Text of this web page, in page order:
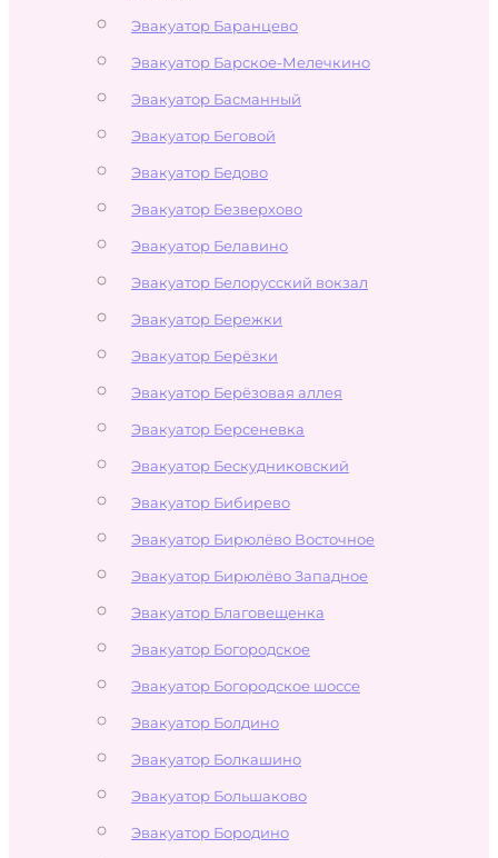
Эвакуатор Баранцево
Эвакуатор Барское-Мелечкино
Эвакуатор Басманный
Эвакуатор Беговой
Эвакуатор Бедово
Эвакуатор Безверхово
Эвакуатор Белавино
Эвакуатор Белорусский вокзал
Эвакуатор Бережки
Эвакуатор Берёзки
Эвакуатор Берёзовая аллея
Эвакуатор Берсеневка
Эвакуатор Бескудниковский
Эвакуатор Бибирево
Эвакуатор Бирюлёво Восточное
Эвакуатор Бирюлёво Западное
Эвакуатор Благовещенка
Эвакуатор Богородское
Эвакуатор Богородское шоссе
Эвакуатор Болдино
Эвакуатор Болкашино
Эвакуатор Большаково
Эвакуатор Бородино